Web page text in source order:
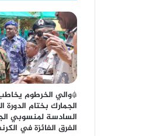
*والي الخرطوم
الجمارك بختام الدورة
السادسة لمنسوبي
الفرق الفائزة في